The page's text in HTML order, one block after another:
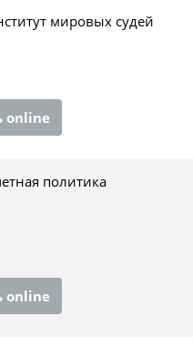
мировых судей
online
политика
online